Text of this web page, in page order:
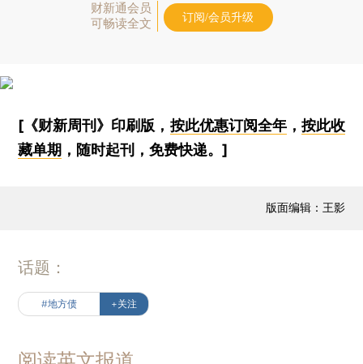
财新通会员
可畅读全文
订阅/会员升级
[《财新周刊》印刷版， 按此优惠订阅全年， 按此收
藏单期 ，随时起刊，免费快递。]
版面编辑：王影
话题：
#地方债 +关注